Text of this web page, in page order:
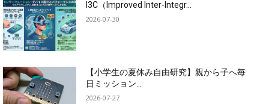
I3C（Improved Inter-Integr...
2026-07-30
【小学生の夏休み自由研究】親から子へ毎
日ミッション...
2026-07-27